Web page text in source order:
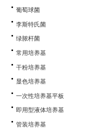
葡萄球菌
李斯特氏菌
绿脓杆菌
常用培养基
干粉培养基
显色培养基
一次性培养基平板
即用型液体培养基
管装培养基